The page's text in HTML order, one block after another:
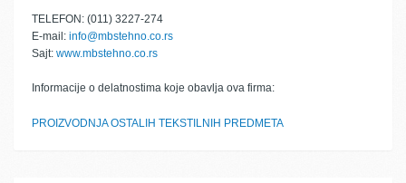
TELEFON: (011) 3227-274
E-mail: info@mbstehno.co.rs
Sajt: www.mbstehno.co.rs
Informacije o delatnostima koje obavlja ova firma:
PROIZVODNJA OSTALIH TEKSTILNIH PREDMETA